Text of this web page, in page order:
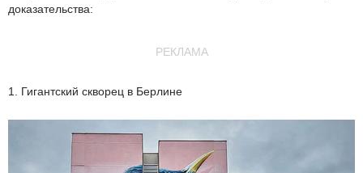
доказательства:
РЕКЛАМА
1. Гигантский скворец в Берлине